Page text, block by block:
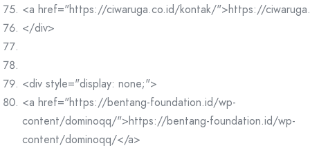
<a href="https://ciwaruga.co.id/kontak/">https://
</div>
<div style="display: none;">
<a href="https://bentang-foundation.id/wp-
content/dominoqq/">https://bentang-foundation.id/wp-
content/dominoqq/</a>